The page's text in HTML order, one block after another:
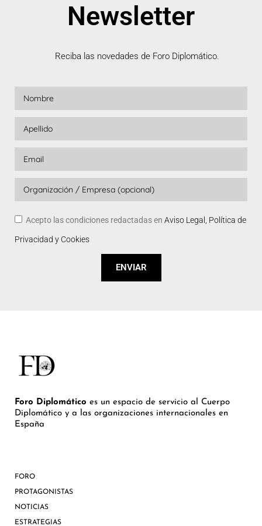
Newsletter
Reciba las novedades de Foro Diplomático.
Acepto las condiciones redactadas en Aviso Legal, Política de
Privacidad y Cookies
ENVIAR
Foro Diplomático es un espacio de servicio al Cuerpo
Diplomático y a las organizaciones internacionales en
España
FORO
PROTAGONISTAS
NOTICIAS
ESTRATEGIAS